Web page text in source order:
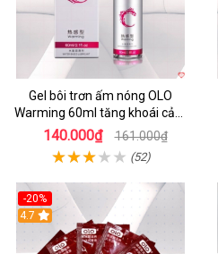
Gel bôi trơn ấm nóng OLO
Warming 60ml tăng khoái cảm
yêu mê say
140.000₫ 161.000₫
(52)
-20%
Hot
4.7